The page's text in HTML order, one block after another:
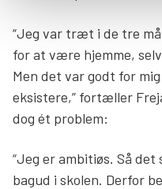
“Jeg var træt i de tre
for at være hjemme,
Men det var godt for
eksistere,” fortæller
dog ét problem:
“Jeg er ambitiøs. Så
bagud i skolen. Derfor